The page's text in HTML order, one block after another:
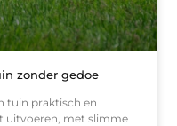
zonder gedoe
tuin praktisch en
uitvoeren, met slimme